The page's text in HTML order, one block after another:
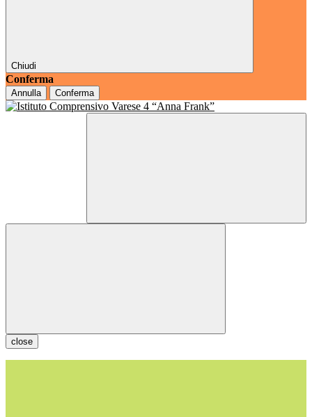
Chiudi
Conferma
Annulla Conferma
close